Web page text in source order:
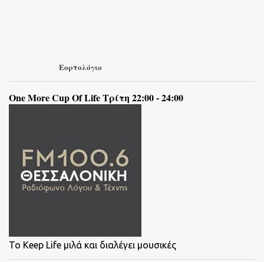
Εορτολόγιο
One More Cup Of Life Τρίτη 22:00 - 24:00
To Keep Life μιλά και διαλέγει μουσικές